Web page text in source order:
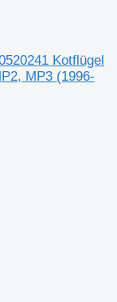
Kotflügel
MP3 (1996-